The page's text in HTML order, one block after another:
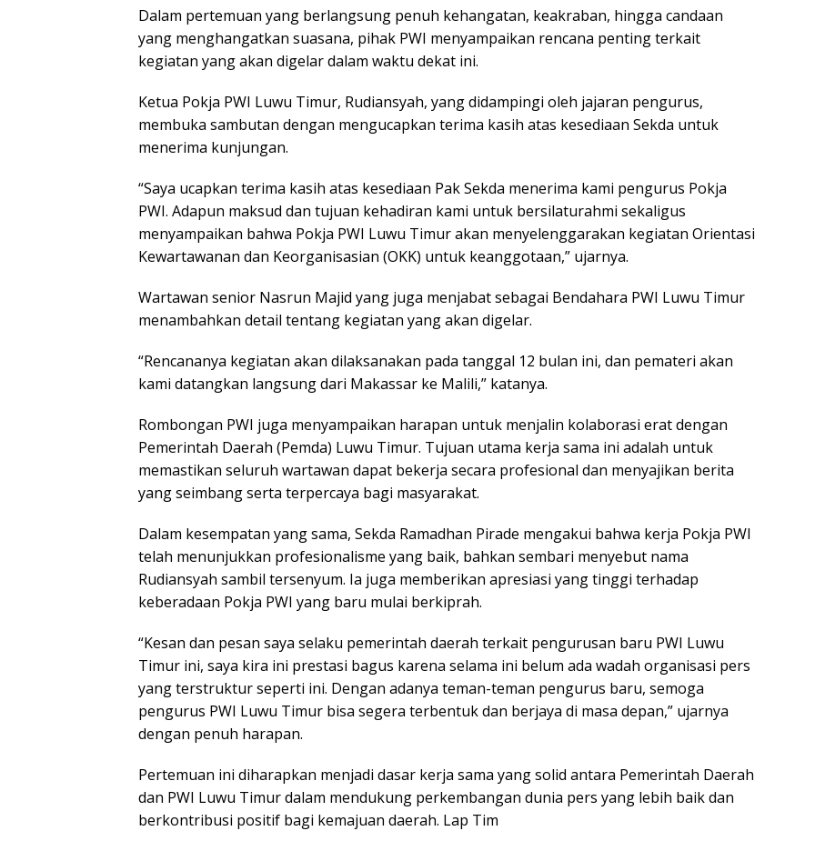
Dalam pertemuan yang berlangsung penuh kehangatan, keakraban, hingga candaan
yang menghangatkan suasana, pihak PWI menyampaikan rencana penting terkait
kegiatan yang akan digelar dalam waktu dekat ini.
Ketua Pokja PWI Luwu Timur, Rudiansyah, yang didampingi oleh jajaran pengurus,
membuka sambutan dengan mengucapkan terima kasih atas kesediaan Sekda untuk
menerima kunjungan.
“Saya ucapkan terima kasih atas kesediaan Pak Sekda menerima kami pengurus Pokja
PWI. Adapun maksud dan tujuan kehadiran kami untuk bersilaturahmi sekaligus
menyampaikan bahwa Pokja PWI Luwu Timur akan menyelenggarakan kegiatan Orientasi
Kewartawanan dan Keorganisasian (OKK) untuk keanggotaan,” ujarnya.
Wartawan senior Nasrun Majid yang juga menjabat sebagai Bendahara PWI Luwu Timur
menambahkan detail tentang kegiatan yang akan digelar.
“Rencananya kegiatan akan dilaksanakan pada tanggal 12 bulan ini, dan pemateri akan
kami datangkan langsung dari Makassar ke Malili,” katanya.
Rombongan PWI juga menyampaikan harapan untuk menjalin kolaborasi erat dengan
Pemerintah Daerah (Pemda) Luwu Timur. Tujuan utama kerja sama ini adalah untuk
memastikan seluruh wartawan dapat bekerja secara profesional dan menyajikan berita
yang seimbang serta terpercaya bagi masyarakat.
Dalam kesempatan yang sama, Sekda Ramadhan Pirade mengakui bahwa kerja Pokja PWI
telah menunjukkan profesionalisme yang baik, bahkan sembari menyebut nama
Rudiansyah sambil tersenyum. Ia juga memberikan apresiasi yang tinggi terhadap
keberadaan Pokja PWI yang baru mulai berkiprah.
“Kesan dan pesan saya selaku pemerintah daerah terkait pengurusan baru PWI Luwu
Timur ini, saya kira ini prestasi bagus karena selama ini belum ada wadah organisasi pers
yang terstruktur seperti ini. Dengan adanya teman-teman pengurus baru, semoga
pengurus PWI Luwu Timur bisa segera terbentuk dan berjaya di masa depan,” ujarnya
dengan penuh harapan.
Pertemuan ini diharapkan menjadi dasar kerja sama yang solid antara Pemerintah Daerah
dan PWI Luwu Timur dalam mendukung perkembangan dunia pers yang lebih baik dan
berkontribusi positif bagi kemajuan daerah. Lap Tim